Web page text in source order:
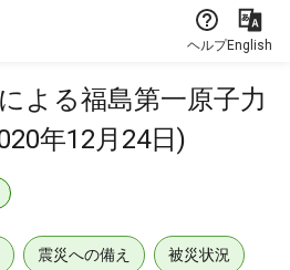
ヘルプEnglish
よる福島第一原子力
年12月24日)
震災への備え 被災状況